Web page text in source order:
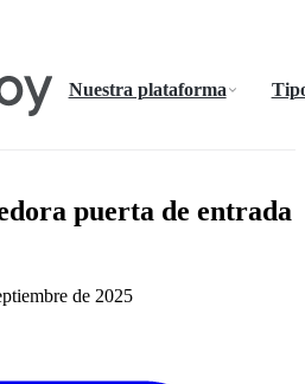
Nuestra plataforma
puerta de entrada
de 2025